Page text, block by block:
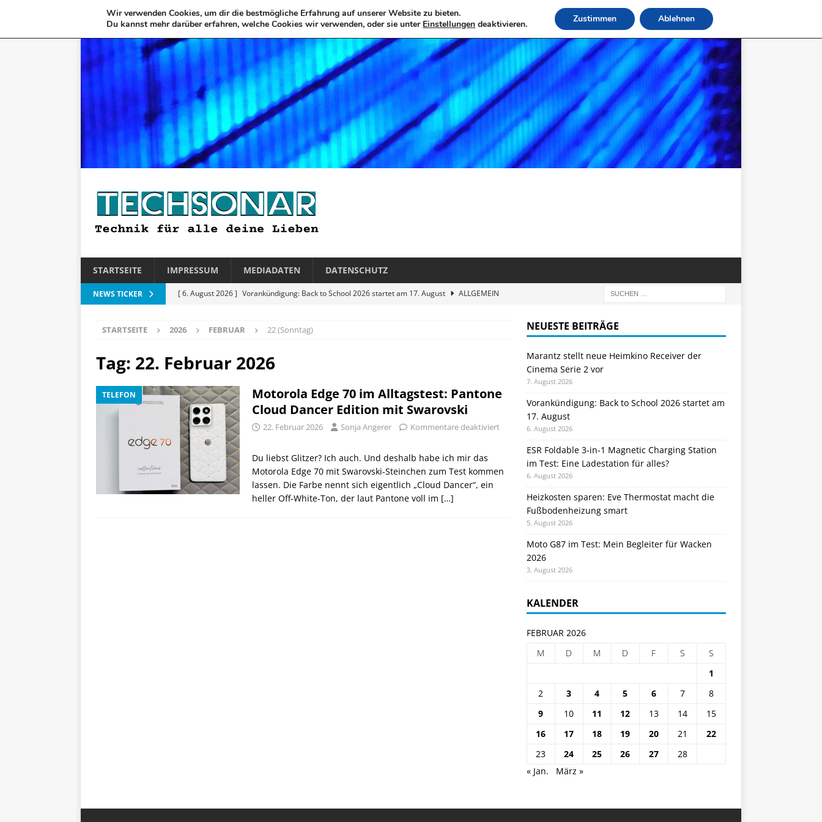
STARTSEITE IMPRESSUM MEDIADATEN DATENSCHUTZ
NEWS TICKER [ 6. August 2026 ] Vorankündigung: Back to School 2026 startet am 17. August
ALLGEMEIN
alles?
APPLE
[ 5. August 2026 ] Heizkosten sparen: Eve Thermostat macht die Fußbodenheizung smart
[ 3. August 2026 ]
Moto G87 im Test: Mein Begleiter für Wacken 2026
TELEFON
[ 7. August 2026 ]
STARTSEITE 2026 FEBRUAR 22 (Sonntag)
Tag: 22. Februar 2026
TELEFON
Motorola Edge 70 im Alltagstest: Pantone
Cloud Dancer Edition mit Swarovski
22. Februar 2026 Sonja Angerer Kommentare deaktiviert
Du liebst Glitzer? Ich auch. Und deshalb habe ich mir das
Motorola Edge 70 mit Swarovski‑Steinchen zum Test kommen
lassen. Die Farbe nennt sich eigentlich „Cloud Dancer“, ein
heller Off‑White‑Ton, der laut Pantone voll im […]
NEUESTE BEITRÄGE
Marantz stellt neue Heimkino Receiver der
Cinema Serie 2 vor
7. August 2026
Vorankündigung: Back to School 2026 startet am
17. August
6. August 2026
ESR Foldable 3-in-1 Magnetic Charging Station
im Test: Eine Ladestation für alles?
6. August 2026
Heizkosten sparen: Eve Thermostat macht die
Fußbodenheizung smart
5. August 2026
Moto G87 im Test: Mein Begleiter für Wacken
2026
3. August 2026
KALENDER
FEBRUAR 2026
M
D M D F S
S
1
2
3 4 5 6 7
8
9
10 11 12 13 14
15
16
17 18 19 20 21
22
23
24 25 26 27
28
« Jan.
März »
Wir verwenden Cookies, um dir die bestmögliche Erfahrung auf unserer Website zu bieten.
Du kannst mehr darüber erfahren, welche Cookies wir verwenden, oder sie unter Einstellungen deaktivieren. Zustimmen Ablehnen